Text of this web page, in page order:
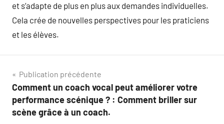
et s’adapte de plus en plus aux demandes individuelles.
Cela crée de nouvelles perspectives pour les praticiens
et les élèves.
Navigation
de
l’article
Publication précédente
Comment un coach vocal peut améliorer votre
performance scénique ? : Comment briller sur
scène grâce à un coach.